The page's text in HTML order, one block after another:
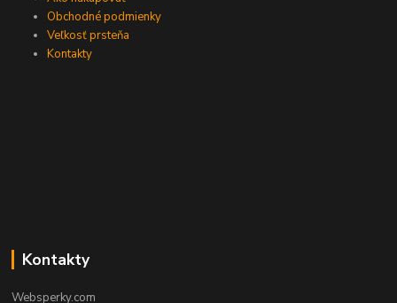
Obchodné podmienky
Veľkosť prsteňa
Kontakty
Kontakty
Websperky.com